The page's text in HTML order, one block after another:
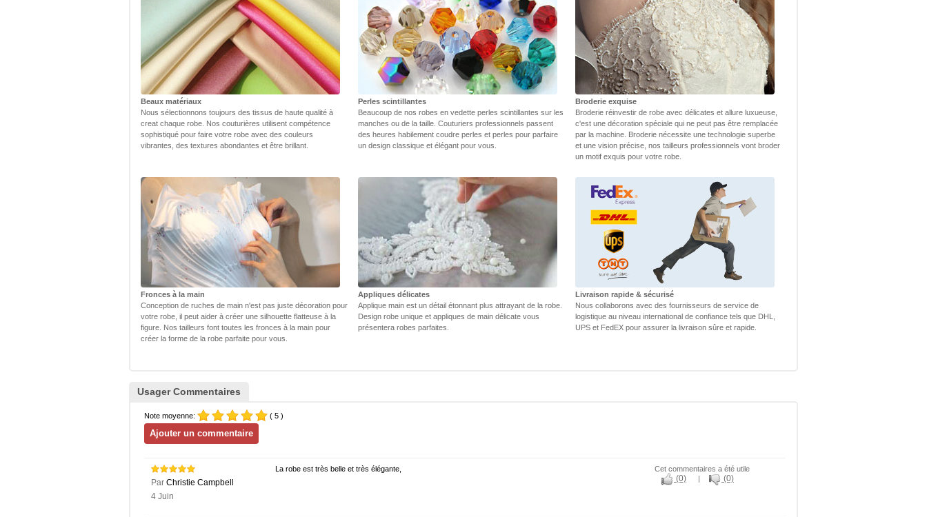
Beaux matériaux
Nous sélectionnons toujours des tissus de haute qualité à
creat chaque robe. Nos couturières utilisent compétence
sophistiqué pour faire votre robe avec des couleurs
vibrantes, des textures abondantes et être brillant.
Perles scintillantes
Beaucoup de nos robes en vedette perles scintillantes sur les
manches ou de la taille. Couturiers professionnels passent
des heures habilement coudre perles et perles pour parfaire
un design classique et élégant pour vous.
Broderie exquise
Broderie réinvestir de robe avec délicates et allure luxueuse,
c'est une décoration spéciale qui ne peut pas être remplacée
par la machine. Broderie nécessite une technologie superbe
et une vision précise, nos tailleurs professionnels vont broder
un motif exquis pour votre robe.
Fronces à la main
Conception de ruches de main n'est pas juste décoration pour
votre robe, il peut aider à créer une silhouette flatteuse à la
figure. Nos tailleurs font toutes les fronces à la main pour
créer la forme de la robe parfaite pour vous.
Appliques délicates
Applique main est un détail étonnant plus attrayant de la robe.
Design robe unique et appliques de main délicate vous
présentera robes parfaites.
Livraison rapide & sécurisé
Nous collaborons avec des fournisseurs de service de
logistique au niveau international de confiance tels que DHL,
UPS et FedEX pour assurer la livraison sûre et rapide.
Usager Commentaires
Note moyenne: ( 5 )
Par Christie Campbell
4 Juin
La robe est très belle et très élégante, Cet commentaires a été utile
(0) | (0)